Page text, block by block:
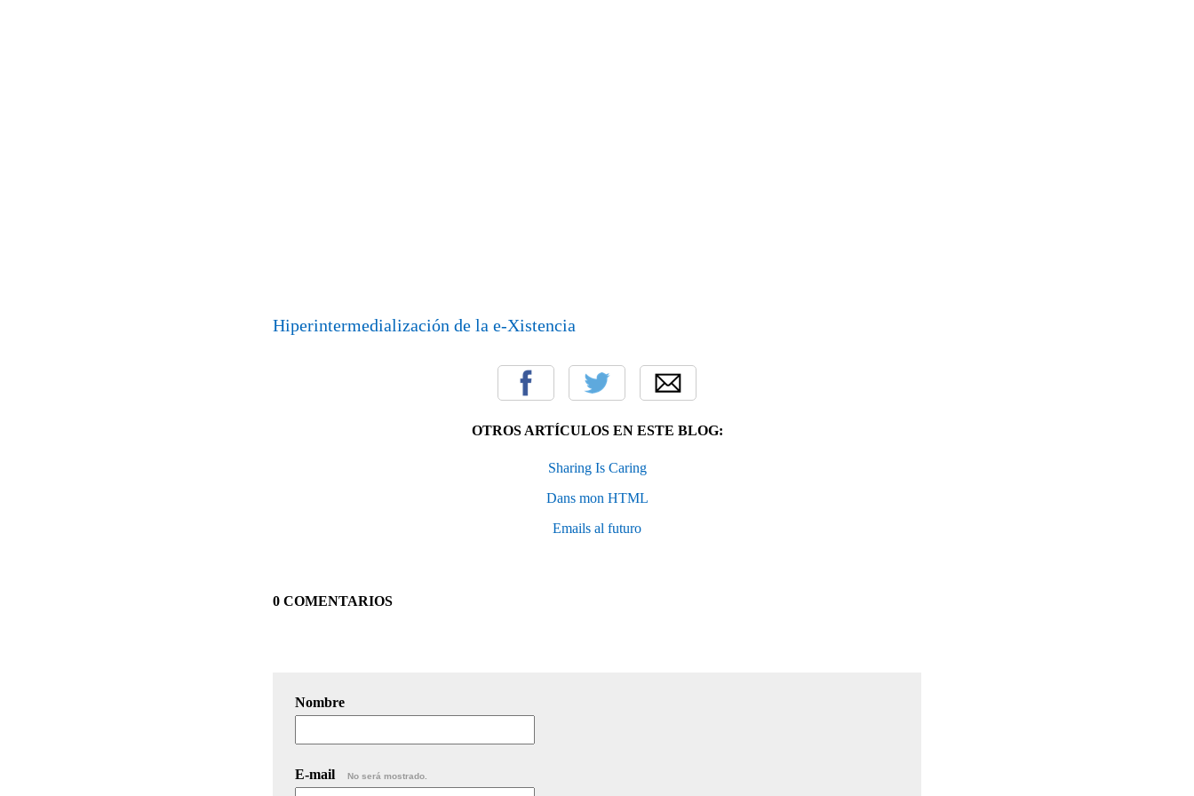
Hiperintermedialización de la e-Xistencia
OTROS ARTÍCULOS EN ESTE BLOG:
Sharing Is Caring
Dans mon HTML
Emails al futuro
0 COMENTARIOS
Nombre
E-mail No será mostrado.